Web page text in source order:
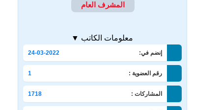
المشرف العام
معلومات الكاتب ▼
إنضم في: 24-03-2022
رقم العضوية : 1
المشاركات : 1718